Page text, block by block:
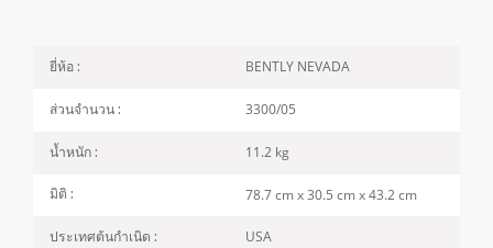
ยี่ห้อ : BENTLY NEVADA
ส่วนจำนวน : 3300/05
น้ำหนัก : 11.2 kg
มิติ : 78.7 cm x 30.5 cm x 43.2 cm
ประเทศต้นกำเนิด : USA